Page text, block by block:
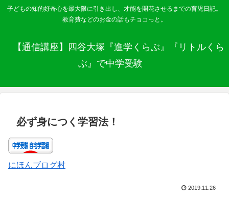
子どもの知的好奇心を最大限に引き出し、才能を開花させるまでの育児日記。
教育費などのお金の話もチョコっと。
【通信講座】四谷大塚『進学くらぶ』『リトルくら
ぶ』で中学受験
必ず身につく学習法！
にほんブログ村
2019.11.26